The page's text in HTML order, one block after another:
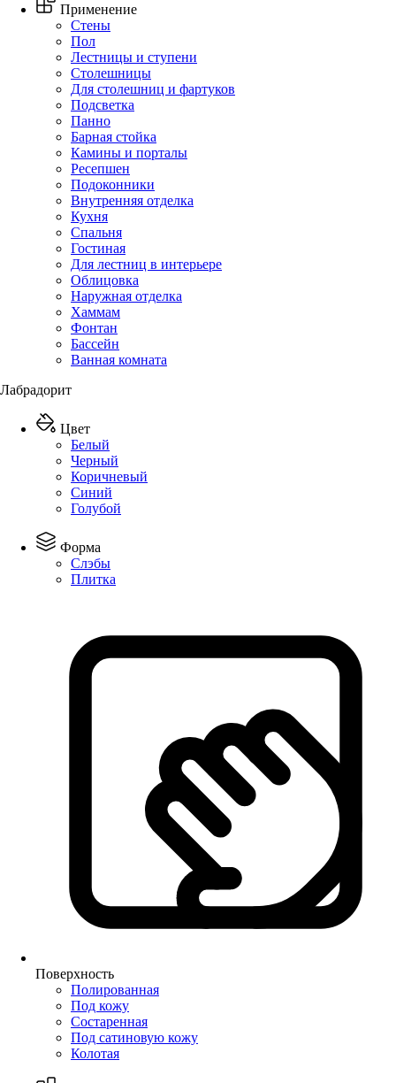
Применение
Стены
Пол
Лестницы и ступени
Столешницы
Для столешниц и фартуков
Подсветка
Панно
Барная стойка
Камины и порталы
Ресепшен
Подоконники
Внутренняя отделка
Кухня
Спальня
Гостиная
Для лестниц в интерьере
Облицовка
Наружная отделка
Хаммам
Фонтан
Бассейн
Ванная комната
Лабрадорит
Цвет
Белый
Черный
Коричневый
Синий
Голубой
Форма
Слэбы
Плитка
Поверхность
Полированная
Под кожу
Состаренная
Под сатиновую кожу
Колотая